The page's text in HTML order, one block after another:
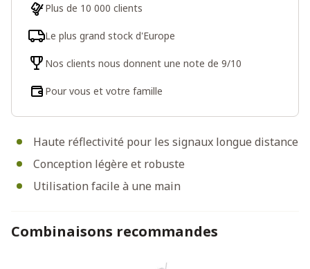
Haute réflectivité pour les signaux longue distance
Conception légère et robuste
Utilisation facile à une main
Plus de 10 000 clients
Le plus grand stock d'Europe
Nos clients nous donnent une note de 9/10
Pour vous et votre famille
Combinaisons recommandes